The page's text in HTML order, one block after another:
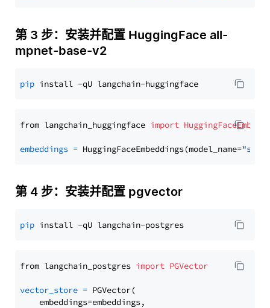
第 3 步：安装并配置 HuggingFace all-
mpnet-base-v2
pip
from langchain_huggingface import
embeddings = HuggingFaceEmbeddings(model_name=
第 4 步：安装并配置 pgvector
pip
from langchain_postgres import PGVector
vector_store = PGVector(
    embeddings=embeddings,